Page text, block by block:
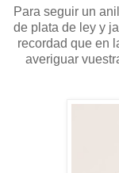
Para seguir un
de plata de ley y
recordad que en
averiguar